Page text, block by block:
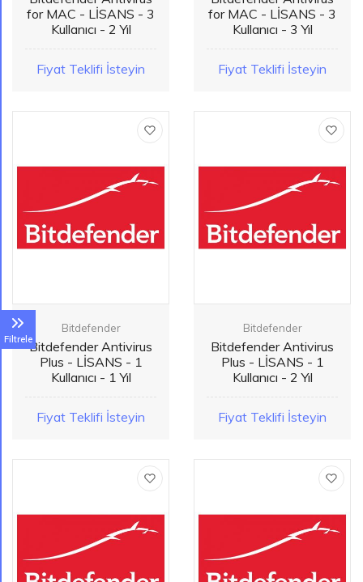
Filtrele
for MAC - LİSANS - 3
Kullanıcı - 2 Yıl
Fiyat Teklifi İsteyin
for MAC - LİSANS - 3
Kullanıcı - 3 Yıl
Fiyat Teklifi İsteyin
Bitdefender
Bitdefender Antivirus
Plus - LİSANS - 1
Kullanıcı - 1 Yıl
Fiyat Teklifi İsteyin
Bitdefender
Bitdefender Antivirus
Plus - LİSANS - 1
Kullanıcı - 2 Yıl
Fiyat Teklifi İsteyin